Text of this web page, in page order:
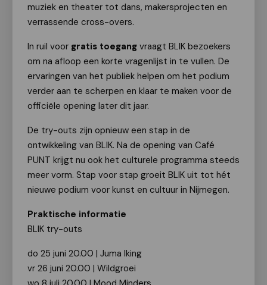
muziek en theater tot dans, makersprojecten en
verrassende cross-overs.
In ruil voor gratis toegang vraagt BLIK bezoekers
om na afloop een korte vragenlijst in te vullen. De
ervaringen van het publiek helpen om het podium
verder aan te scherpen en klaar te maken voor de
officiële opening later dit jaar.
De try-outs zijn opnieuw een stap in de
ontwikkeling van BLIK. Na de opening van Café
PUNT krijgt nu ook het culturele programma steeds
meer vorm. Stap voor stap groeit BLIK uit tot hét
nieuwe podium voor kunst en cultuur in Nijmegen.
Praktische informatie
BLIK try-outs
do 25 juni 20.00 | Juma Iking
vr 26 juni 20.00 | Wildgroei